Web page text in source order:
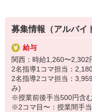
自分のことのように感じ
貴重な経験ができますよ。
生徒を育て、自分も育て
【活躍している方】
■主婦・主夫活躍中（扶
■大学生活躍中
■大学院生活躍中
せっかくバイトするなら
教えることができるので
また生徒と接する時間が長
「先生、先生」と慕ってく
生徒たちの心に一生残る先
生徒たちの成長を身近に感
受験合格と言う大きな目標
一緒に頑張りましょう。
募集情報（アルバイ
給与
関西：時給1,260〜2,302
2名指導1コマ担当：
2名指導2コマ担当：
み)
※授業前後手当500円含む
※2コマ目〜：授業間手